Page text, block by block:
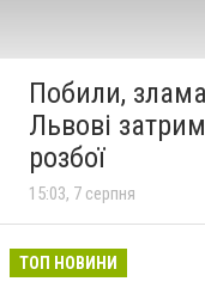
Побили,
Львові
розбої
15:03, 7 серпня
ТОП НОВИНИ